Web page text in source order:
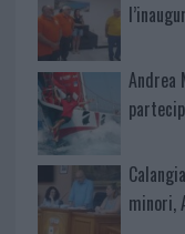
Andrea
minori,